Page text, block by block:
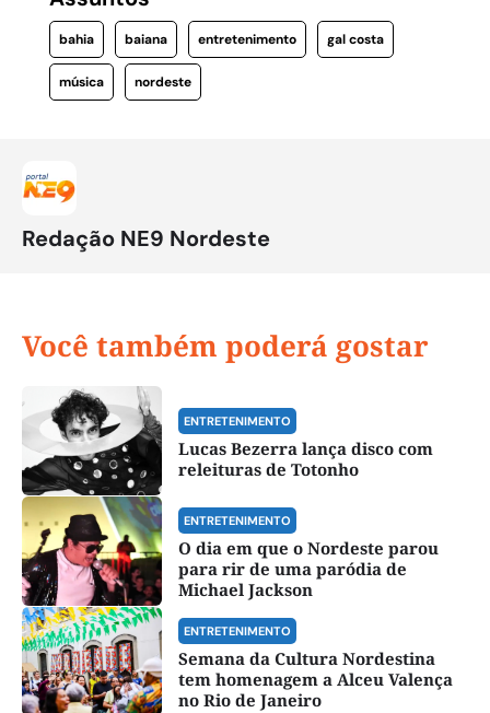
bahia baiana entretenimento gal costa
música nordeste
Redação NE9 Nordeste
Você também poderá gostar
ENTRETENIMENTO
Lucas Bezerra lança disco com
releituras de Totonho
ENTRETENIMENTO
O dia em que o Nordeste parou
para rir de uma paródia de
Michael Jackson
ENTRETENIMENTO
Semana da Cultura Nordestina
tem homenagem a Alceu Valença
no Rio de Janeiro